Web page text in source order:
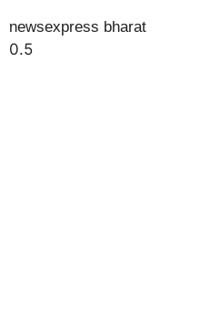
newsexpress bharat